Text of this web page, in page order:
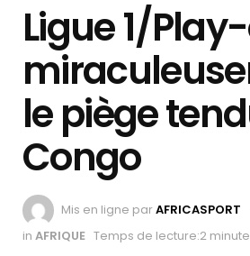
Ligue 1/
le piège
Congo
Mis en ligne parAFRICASPORT
in AFRIQUE Temps de lecture:2